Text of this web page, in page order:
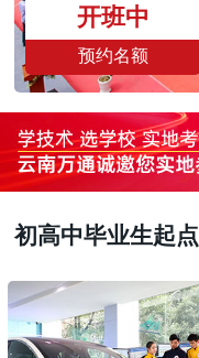
开班中
预约名额
初高中毕业生起点